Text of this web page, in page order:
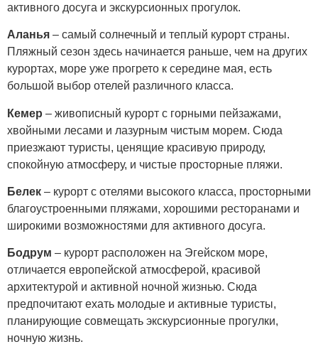
активного досуга и экскурсионных прогулок.
Аланья – самый солнечный и теплый курорт страны.
Пляжный сезон здесь начинается раньше, чем на других
курортах, море уже прогрето к середине мая, есть
большой выбор отелей различного класса.
Кемер – живописный курорт с горными пейзажами,
хвойными лесами и лазурным чистым морем. Сюда
приезжают туристы, ценящие красивую природу,
спокойную атмосферу, и чистые просторные пляжи.
Белек – курорт с отелями высокого класса, просторными
благоустроенными пляжами, хорошими ресторанами и
широкими возможностями для активного досуга.
Бодрум – курорт расположен на Эгейском море,
отличается европейской атмосферой, красивой
архитектурой и активной ночной жизнью. Сюда
предпочитают ехать молодые и активные туристы,
планирующие совмещать экскурсионные прогулки,
ночную жизнь.